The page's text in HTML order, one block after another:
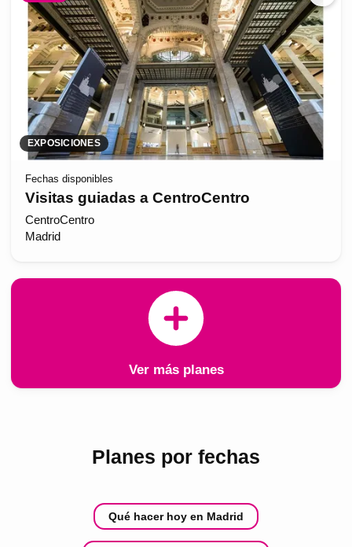
EXPOSICIONES
Fechas disponibles
Visitas guiadas a CentroCentro
CentroCentro
Madrid
Ver más planes
Planes por fechas
Qué hacer hoy en Madrid